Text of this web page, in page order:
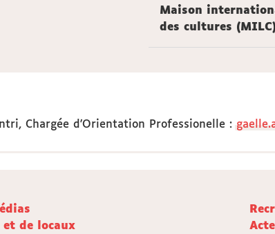
Maison
des cultures
Chargée d'Orientation Professionelle:
et de locaux